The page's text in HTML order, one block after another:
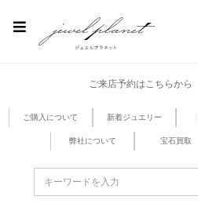
ご来店予約はこちらから
ご購入について 新着ジュエリー
弊社について 宝石買取